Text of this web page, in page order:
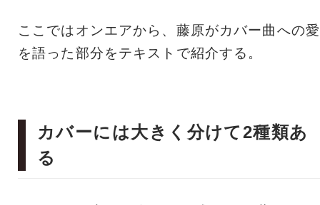
ここではオンエアから、藤原がカバー曲への愛
を語った部分をテキストで紹介する。
カバーには大きく分けて2種類あ
る